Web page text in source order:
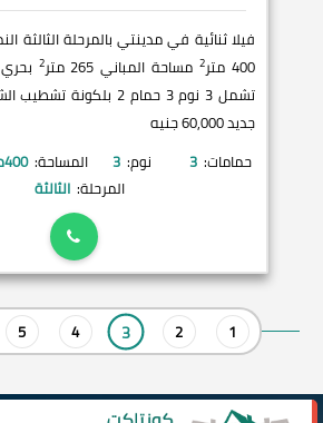
فيلا ثنائية في مدينتي بالمرحلة الثالثة
400 متر
2مساحة المباني 265 متر 2
تشمل 3 نوم 3 حمام 2
جديد 60,000 جنيه
حمامات: 3 نوم: 3 المساحة: 400
المرحلة: الثالثة
1
2
3
4
5